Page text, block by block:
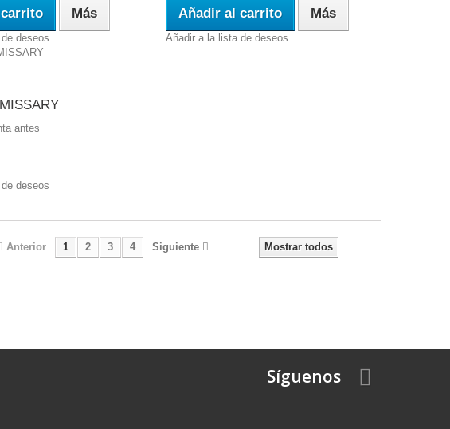
Más
deseos
Añadir al carrito Más
Añadir a la lista de deseos
antes
deseos
Mostrar todos
Anterior 1 2 3 4 Siguiente
Síguenos